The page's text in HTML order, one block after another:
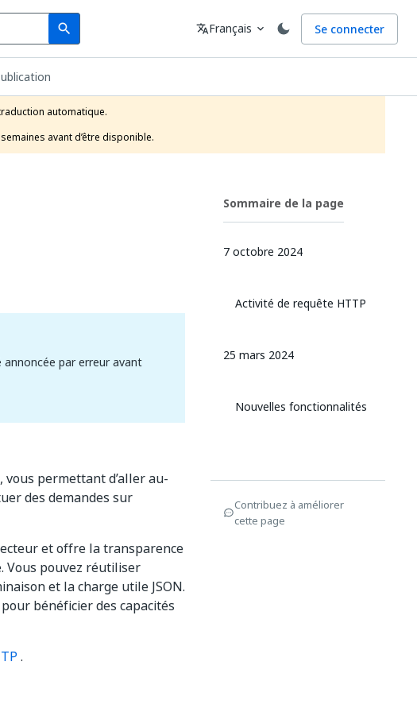
search
Search Langue
translateFrançais expand_more Se connecter
automatique.
avant d’être disponible.
annoncée par erreur avant
permettant d’aller au-
des demandes sur
et offre la transparence
Vous pouvez réutiliser
et la charge utile JSON.
bénéficier des capacités
.
Sommaire de la page
7 octobre 2024
Activité de requête HTTP
25 mars 2024
Nouvelles fonctionnalités
Contribuez à améliorer
cette page